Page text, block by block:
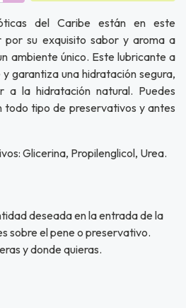
del Caribe están en este
por su exquisito sabor y aroma a
ambiente único. Este lubricante a
garantiza una hidratación segura,
a la hidratación natural. Puedes
todo tipo de preservativos y antes
Glicerina, Propilenglicol, Urea.
deseada en la entrada de la
sobre el pene o preservativo.
y donde quieras.